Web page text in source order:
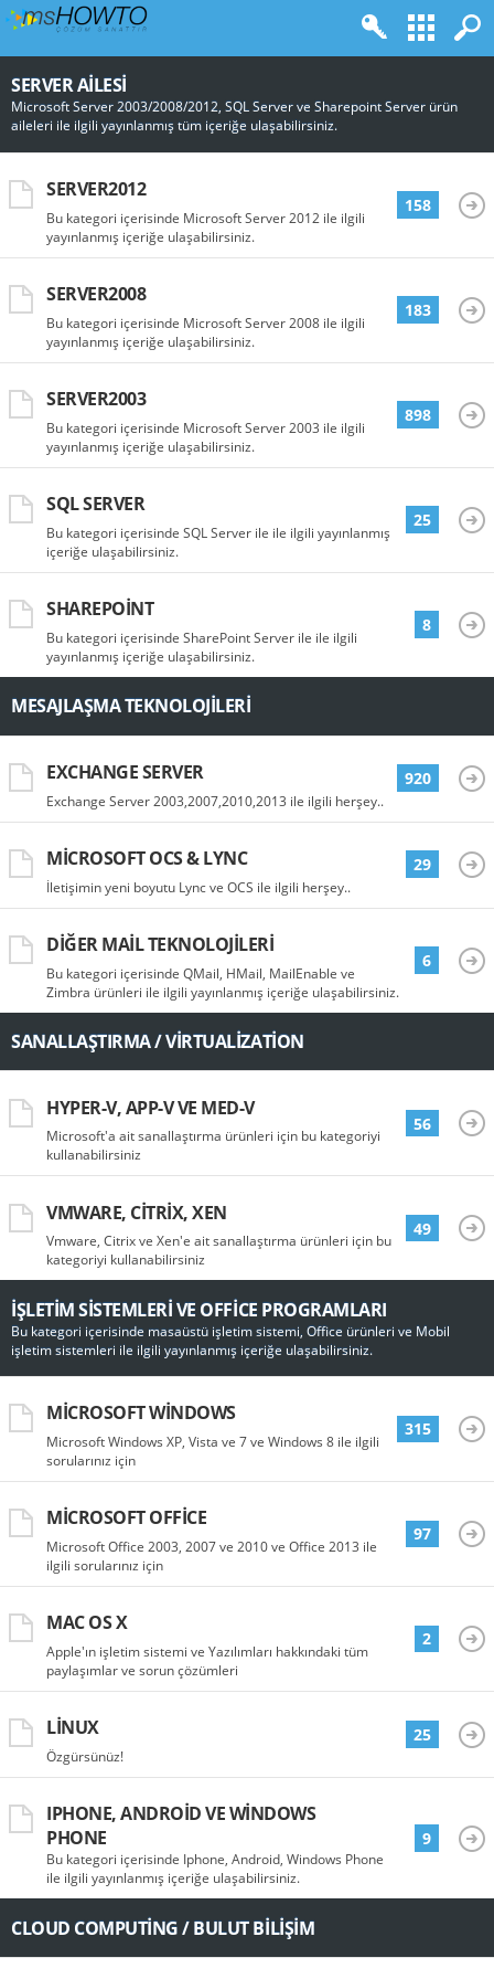
SERVER AILESI
Microsoft Server 2003/2008/2012, SQL Server ve Sharepoint Server ürün
aileleri ile ilgili yayınlanmış tüm içeriğe ulaşabilirsiniz.
SERVER2012
Bu kategori içerisinde Microsoft Server 2012 ile ilgili
yayınlanmış içeriğe ulaşabilirsiniz.
158
SERVER2008
Bu kategori içerisinde Microsoft Server 2008 ile ilgili
yayınlanmış içeriğe ulaşabilirsiniz.
183
SERVER2003
Bu kategori içerisinde Microsoft Server 2003 ile ilgili
yayınlanmış içeriğe ulaşabilirsiniz.
898
SQL SERVER
Bu kategori içerisinde SQL Server ile ile ilgili yayınlanmış
içeriğe ulaşabilirsiniz.
25
SHAREPOINT
Bu kategori içerisinde SharePoint Server ile ile ilgili
yayınlanmış içeriğe ulaşabilirsiniz.
8
MESAJLAŞMA TEKNOLOJILERI
EXCHANGE SERVER
Exchange Server 2003,2007,2010,2013 ile ilgili herşey..
920
MICROSOFT OCS & LYNC
İletişimin yeni boyutu Lync ve OCS ile ilgili herşey..
29
DIĞER MAIL TEKNOLOJILERI
Bu kategori içerisinde QMail, HMail, MailEnable ve
Zimbra ürünleri ile ilgili yayınlanmış içeriğe ulaşabilirsiniz.
6
SANALLAŞTIRMA / VIRTUALIZATION
HYPER-V, APP-V VE MED-V
Microsoft'a ait sanallaştırma ürünleri için bu kategoriyi
kullanabilirsiniz
56
VMWARE, CITRIX, XEN
Vmware, Citrix ve Xen'e ait sanallaştırma ürünleri için bu
kategoriyi kullanabilirsiniz
49
İŞLETIM SISTEMLERI VE OFFICE PROGRAMLARI
Bu kategori içerisinde masaüstü işletim sistemi, Office ürünleri ve Mobil
işletim sistemleri ile ilgili yayınlanmış içeriğe ulaşabilirsiniz.
MICROSOFT WINDOWS
Microsoft Windows XP, Vista ve 7 ve Windows 8 ile ilgili
sorularınız için
315
MICROSOFT OFFICE
Microsoft Office 2003, 2007 ve 2010 ve Office 2013 ile
ilgili sorularınız için
97
MAC OS X
Apple'ın işletim sistemi ve Yazılımları hakkındaki tüm
paylaşımlar ve sorun çözümleri
2
LINUX
Özgürsünüz!
25
IPHONE, ANDROID VE WINDOWS
PHONE
Bu kategori içerisinde Iphone, Android, Windows Phone
ile ilgili yayınlanmış içeriğe ulaşabilirsiniz.
9
CLOUD COMPUTING / BULUT BILIŞIM